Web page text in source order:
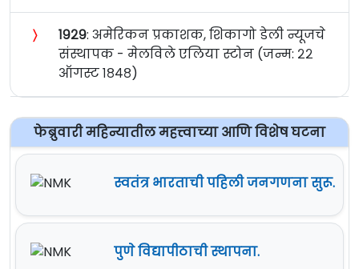
〉 १९२९: अमेरिकन प्रकाशक, शिकागो डेली न्यूजचे
संस्थापक - मेलविले एलिया स्टोन (जन्म: २२
ऑगस्ट १८४८)
फेब्रुवारी महिन्यातील महत्त्वाच्या आणि विशेष घटना
स्वतंत्र भारताची पहिली जनगणना सुरू.
पुणे विद्यापीठाची स्थापना.